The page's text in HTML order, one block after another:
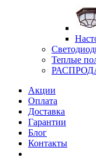
Теплые
Акции
Оплата
Доставка
Гарантии
Блог
Контакты